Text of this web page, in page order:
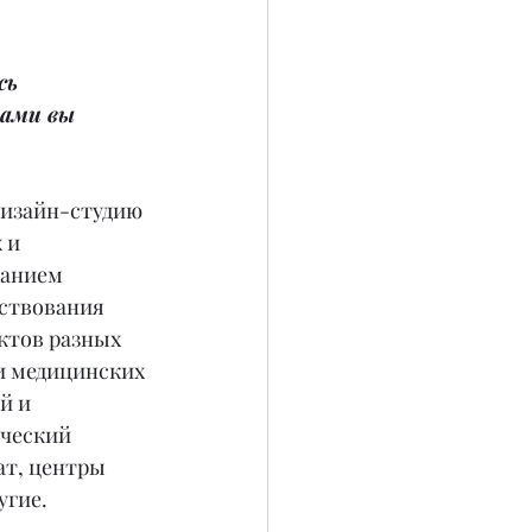
вы
студию
и
разных
медицинских
и
центры